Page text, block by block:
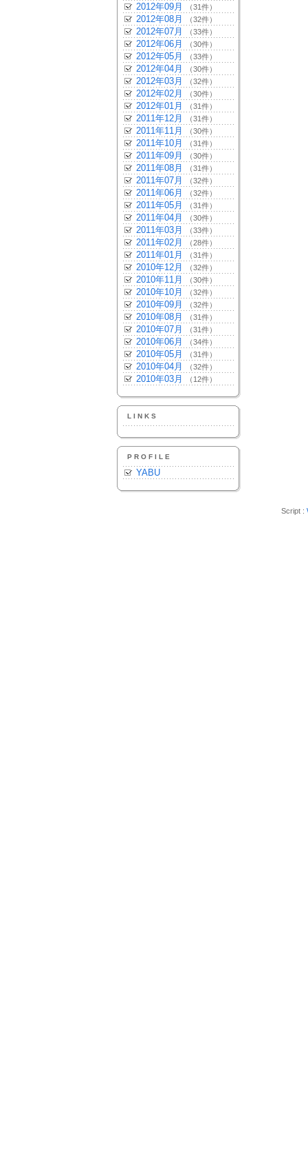
2012年09月 （31件）
2012年08月 （32件）
2012年07月 （33件）
2012年06月 （30件）
2012年05月 （33件）
2012年04月 （30件）
2012年03月 （32件）
2012年02月 （30件）
2012年01月 （31件）
2011年12月 （31件）
2011年11月 （30件）
2011年10月 （31件）
2011年09月 （30件）
2011年08月 （31件）
2011年07月 （32件）
2011年06月 （32件）
2011年05月 （31件）
2011年04月 （30件）
2011年03月 （33件）
2011年02月 （28件）
2011年01月 （31件）
2010年12月 （32件）
2010年11月 （30件）
2010年10月 （32件）
2010年09月 （32件）
2010年08月 （31件）
2010年07月 （31件）
2010年06月 （34件）
2010年05月 （31件）
2010年04月 （32件）
2010年03月 （12件）
LINKS
PROFILE
YABU
Script :